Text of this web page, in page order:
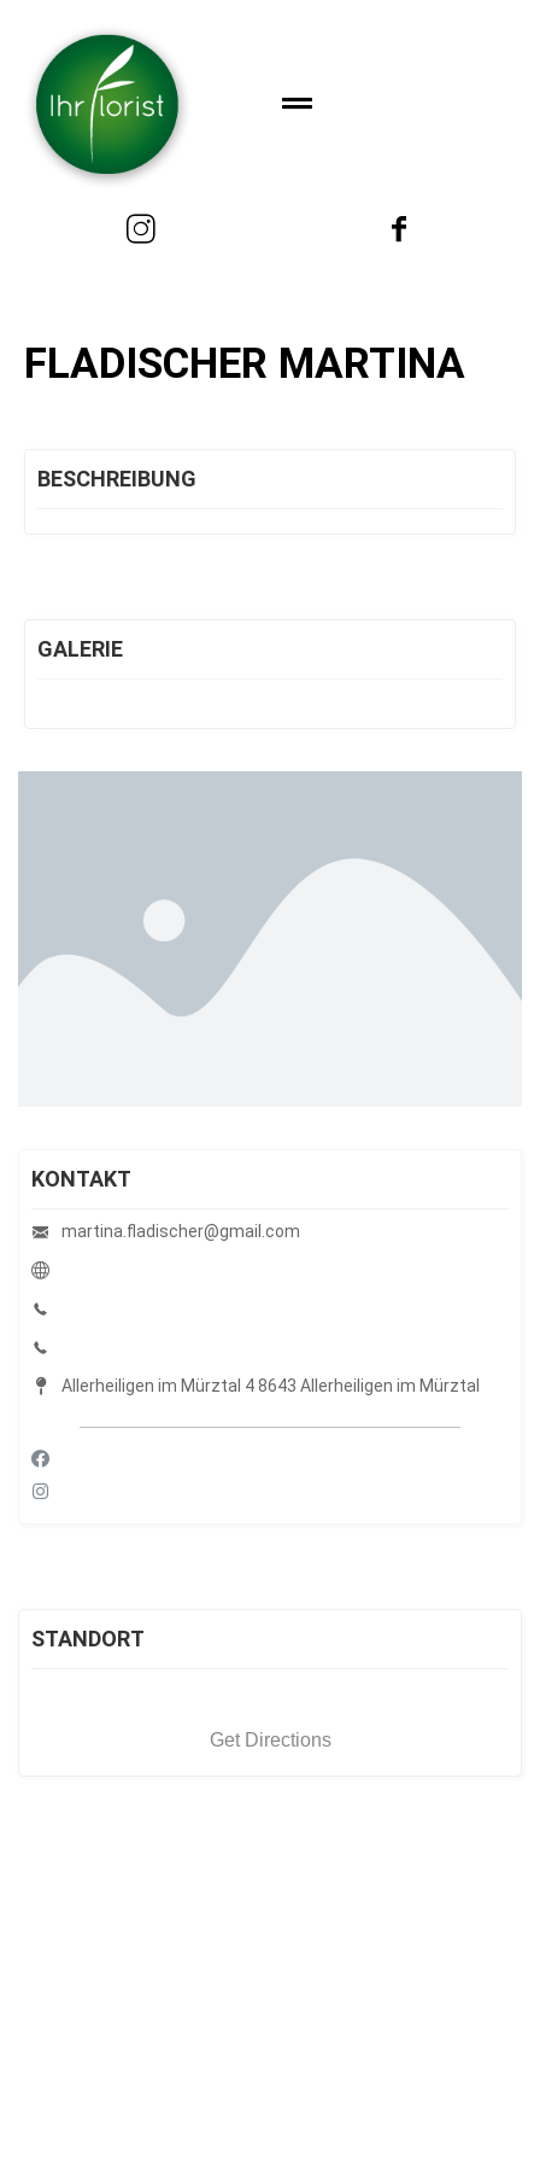
FLADISCHER MARTINA
BESCHREIBUNG
GALERIE
KONTAKT
martina.fladischer@gmail.com
Allerheiligen im Mürztal 4 8643 Allerheiligen im Mürztal
STANDORT
Get Directions